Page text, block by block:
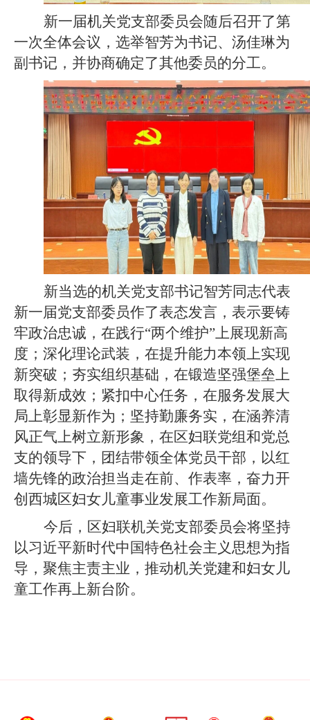
新一届机关党支部委员会随后召开了第
一次全体会议，选举智芳为书记、汤佳琳为
副书记，并协商确定了其他委员的分工。
新当选的机关党支部书记智芳同志代表
新一届党支部委员作了表态发言，表示要铸
牢政治忠诚，在践行“两个维护”上展现新高
度；深化理论武装，在提升能力本领上实现
新突破；夯实组织基础，在锻造坚强堡垒上
取得新成效；紧扣中心任务，在服务发展大
局上彰显新作为；坚持勤廉务实，在涵养清
风正气上树立新形象，在区妇联党组和党总
支的领导下，团结带领全体党员干部，以红
墙先锋的政治担当走在前、作表率，奋力开
创西城区妇女儿童事业发展工作新局面。
今后，区妇联机关党支部委员会将坚持
以习近平新时代中国特色社会主义思想为指
导，聚焦主责主业，推动机关党建和妇女儿
童工作再上新台阶。